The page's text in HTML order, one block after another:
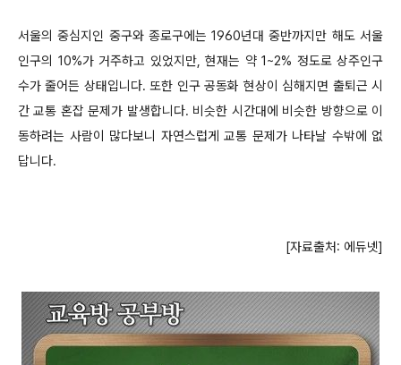
서울의 중심지인 중구와 종로구에는 1960년대 중반까지만 해도 서울
인구의 10%가 거주하고 있었지만, 현재는 약 1~2% 정도로 상주인구
수가 줄어든 상태입니다. 또한 인구 공동화 현상이 심해지면 출퇴근 시
간 교통 혼잡 문제가 발생합니다. 비슷한 시간대에 비슷한 방향으로 이
동하려는 사람이 많다보니 자연스럽게 교통 문제가 나타날 수밖에 없
답니다.
[자료출처: 에듀넷]